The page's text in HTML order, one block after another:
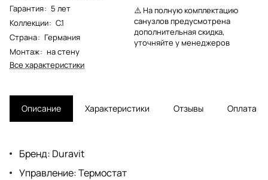
Гарантия: 5 лет
Коллекции: C.1
Страна: Германия
Монтаж: на стену
Все характеристики
⚠️ На полную комплектацию
санузлов предусмотрена
дополнительная скидка,
уточняйте у менеджеров
Описание Характеристики Отзывы Оплата
Бренд: Duravit
Управление: Термостат